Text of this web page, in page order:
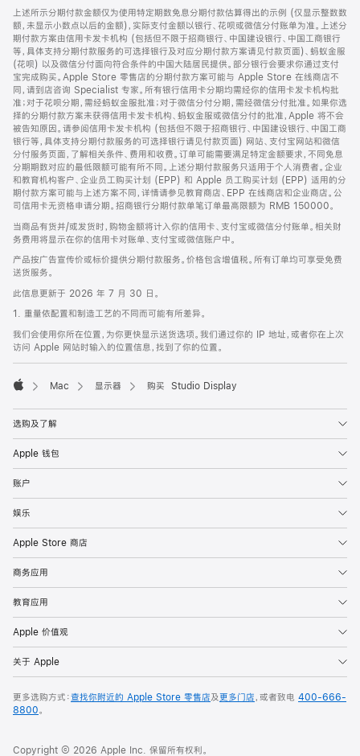
脚
上述所示分期付款金额仅为使用特定期数免息分期付款估算得出的示例 (仅显示整数数
额，未显示小数点以后的金额)，实际支付金额以银行、花呗或微信分付账单为准。上述分
期付款方案由信用卡发卡机构 (包括但不限于招商银行、中国建设银行、中国工商银行
等，具体支持分期付款服务的可选择银行及对应分期付款方案请见付款页面)、蚂蚁金服
(花呗) 以及微信分付面向符合条件的中国大陆居民提供。部分银行会要求你通过支付
宝完成购买。Apple Store 零售店的分期付款方案可能与 Apple Store 在线商店不
同，请到店咨询 Specialist 专家。所有银行信用卡分期均需经你的信用卡发卡机构批
准；对于花呗分期，需经蚂蚁金服批准；对于微信分付分期，需经微信分付批准。如果你选
择的分期付款方案未获得信用卡发卡机构、蚂蚁金服或微信分付的批准，Apple 将不会
被告知原因。请参阅信用卡发卡机构 (包括但不限于招商银行、中国建设银行、中国工商
银行等，具体支持分期付款服务的可选择银行请见付款页面) 网站、支付宝网站和微信
分付服务页面，了解相关条件、费用和收费。订单可能需要满足特定金额要求，不同免息
分期期数对应的最低限额可能有所不同。上述分期付款服务只适用于个人消费者。企业
和教育机构客户、企业员工购买计划 (EPP) 和 Apple 员工购买计划 (EPP) 适用的分
期付款方案可能与上述方案不同，详情请参见教育商店、EPP 在线商店和企业商店。公
司信用卡无资格申请分期。招商银行分期付款单笔订单最高限额为 RMB 150000。
当商品有货并/或发货时，购物金额将计入你的信用卡、支付宝或微信分付账单。相关财
务费用将显示在你的信用卡对账单、支付宝或微信账户中。
产品按广告宣传价或标价提供分期付款服务。价格包含增值税。所有订单均可享受免费
送货服务。
此信息更新于 2026 年 7 月 30 日。
1. 重量依配置和制造工艺的不同而可能有所差异。
我们会使用你所在位置，为你更快显示送货选项。我们通过你的 IP 地址，或者你在上次
访问 Apple 网站时输入的位置信息，找到了你的位置。
Mac 显示器 购买 Studio Display
选购及了解
Apple 钱包
账户
娱乐
Apple Store 商店
商务应用
教育应用
Apple 价值观
关于 Apple
更多选购方式：查找你附近的 Apple Store 零售店及更多门店，或者致电 400-666-
8800。
Copyright © 2026 Apple Inc. 保留所有权利。